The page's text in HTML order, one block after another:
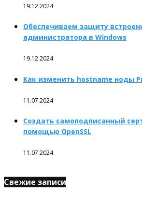
19.12.2024
Обеспечиваем защиту
администратора в Windows
19.12.2024
Как изменить hostname ноды
11.07.2024
Создать самоподписанный
помощью OpenSSL
11.07.2024
Свежие записи